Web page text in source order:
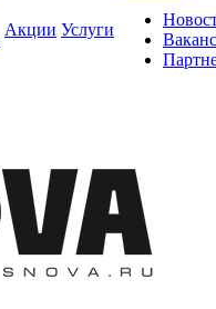
Акции Услуги